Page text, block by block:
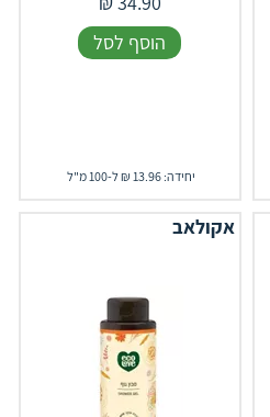
הוסף לסל
יחידה: 13.96 ₪ ל-100 מ"ל
אקולאב